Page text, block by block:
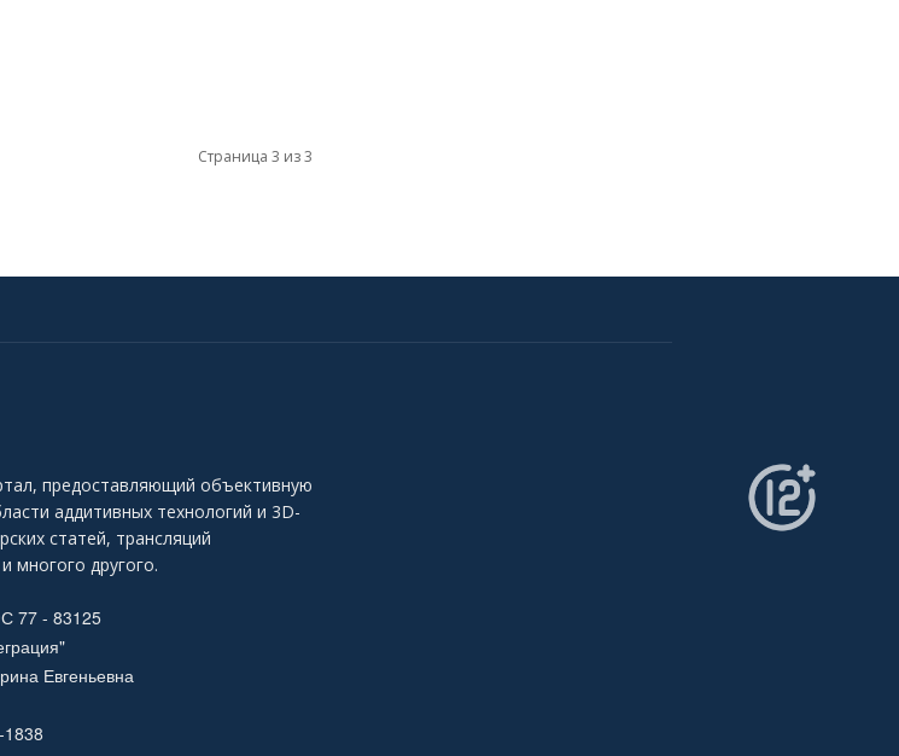
Страница 3 из 3
предоставляющий объективную
аддитивных технологий и 3D-
статей, трансляций
многого другого.
77 - 83125
Евгеньевна